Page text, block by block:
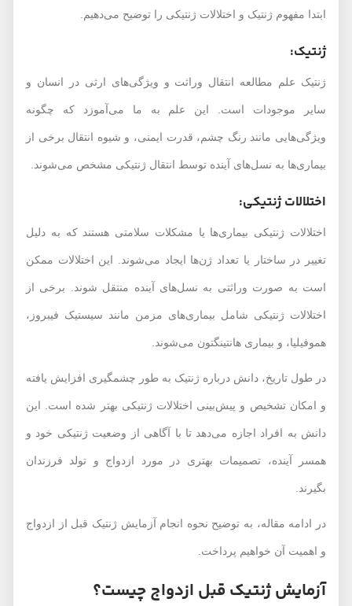
ابتدا مفهوم ژنتیک و اختلالات ژنتیکی را توضیح می‌دهیم.
ژنتیک:
ژنتیک علم مطالعه‌ انتقال وراثت و ویژگی‌های ارثی در انسان و
سایر موجودات است. این علم به ما می‌آموزد که چگونه
ویژگی‌هایی مانند رنگ چشم، قدرت ایمنی، و شیوه انتقال برخی از
بیماری‌ها به نسل‌های آینده توسط انتقال ژنتیکی مشخص می‌شوند.
اختلالات ژنتیکی:
اختلالات ژنتیکی بیماری‌ها یا مشکلات سلامتی هستند که به دلیل
تغییر در ساختار یا تعداد ژن‌ها ایجاد می‌شوند. این اختلالات ممکن
است به صورت وراثتی به نسل‌های آینده منتقل شوند. برخی از
اختلالات ژنتیکی شامل بیماری‌های مزمن مانند سیستیک فیبروز،
هموفیلیا، و بیماری هانتینگتون می‌شوند.
در طول تاریخ، دانش درباره ژنتیک به طور چشمگیری افزایش یافته
و امکان تشخیص و پیش‌بینی اختلالات ژنتیکی بهتر شده است. این
دانش به افراد اجازه می‌دهد تا با آگاهی از وضعیت ژنتیکی خود و
همسر آینده، تصمیمات بهتری در مورد ازدواج و تولد فرزندان
بگیرند.
در ادامه مقاله، به توضیح نحوه انجام آزمایش ژنتیک قبل از ازدواج
و اهمیت آن خواهیم پرداخت.
آزمایش ژنتیک قبل ازدواج چیست؟